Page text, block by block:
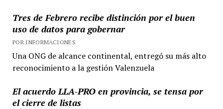
Tres de Febrero recibe distinción por el buen
uso de datos para gobernar
POR INFORMACIONES
Una ONG de alcance continental, entregó su más alto
reconocimiento a la gestión Valenzuela
El acuerdo LLA-PRO en provincia, se tensa por
el cierre de listas